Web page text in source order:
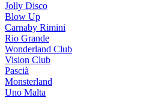
Jolly Disco
Blow Up
Carnaby Rimini
Rio Grande
Wonderland Club
Vision Club
Pascià
Monsterland
Uno Malta